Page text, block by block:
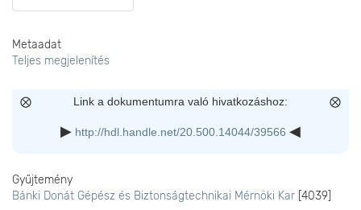
Metaadat
Teljes megjelenítés
Link a dokumentumra való hivatkozáshoz:
http://hdl.handle.net/20.500.14044/39566
Gyűjtemény
Bánki Donát Gépész és Biztonságtechnikai Mérnöki Kar [4039]